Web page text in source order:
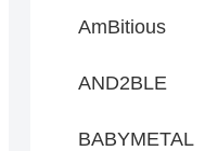
AmBitious
AND2BLE
BABYMETAL